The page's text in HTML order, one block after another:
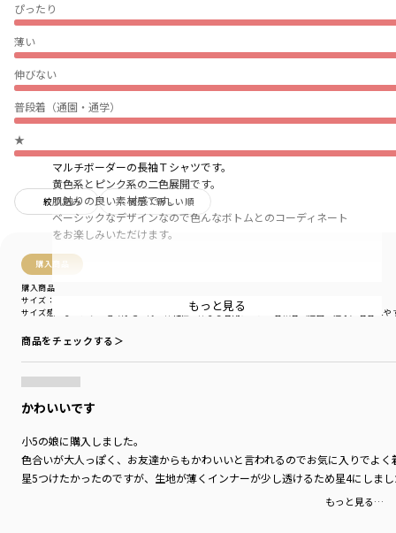
ぴったり
薄い
伸びない
普段着（通園・通学）
★
絞り込み 表示：新しい順
購入商品
購入商品
サイズ感 ：伸びる着用シーン 着替え
サイズ：150cm
商品をチェックする＞
かわいいです
小5の娘に購入しました。
色合いが大人っぽく、お友達からもかわいいと言われるのでお気に入りでよく
星5つけたかったのですが、生地が薄くインナーが少し透けるため星4にしま
もっと見る…
マルチボーダーの長袖Ｔシャツです。
黄色系とピンク系の二色展開です。
肌触りの良い素材感です。
ベーシックなデザインなので色んなボトムとのコーディネート
をお楽しみいただけます。
-----
伸縮性：あり
サイズ：サイズ100
シーズン
／アウトレット
カテゴリ
／トップス>長袖Tシャツ・7分袖Tシャツ
カラー
／ピンク
もっと見る